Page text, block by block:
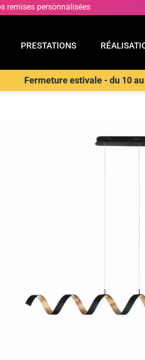
remises personnalisées
PRESTATIONS
Fermeture estivale - du 10
PRESTATIONS
Suspensions Design & Déco>LUCE